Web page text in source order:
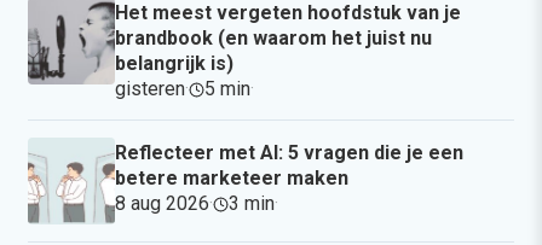
Het meest vergeten hoofdstuk van je
brandbook (en waarom het juist nu
belangrijk is)
gisteren· 5 min·
Reflecteer met AI: 5 vragen die je een
betere marketeer maken
8 aug 2026· 3 min·